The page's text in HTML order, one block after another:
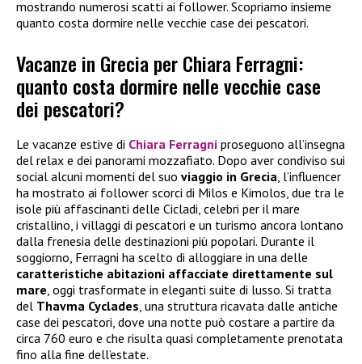
mostrando numerosi scatti ai follower. Scopriamo insieme
quanto costa dormire nelle vecchie case dei pescatori.
Vacanze in Grecia per Chiara Ferragni:
quanto costa dormire nelle vecchie case
dei pescatori?
Le vacanze estive di Chiara Ferragni proseguono all’insegna
del relax e dei panorami mozzafiato. Dopo aver condiviso sui
social alcuni momenti del suo viaggio in Grecia, l’influencer
ha mostrato ai follower scorci di Milos e Kimolos, due tra le
isole più affascinanti delle Cicladi, celebri per il mare
cristallino, i villaggi di pescatori e un turismo ancora lontano
dalla frenesia delle destinazioni più popolari. Durante il
soggiorno, Ferragni ha scelto di alloggiare in una delle
caratteristiche abitazioni affacciate direttamente sul
mare, oggi trasformate in eleganti suite di lusso. Si tratta
del Thavma Cyclades, una struttura ricavata dalle antiche
case dei pescatori, dove una notte può costare a partire da
circa 760 euro e che risulta quasi completamente prenotata
fino alla fine dell’estate.